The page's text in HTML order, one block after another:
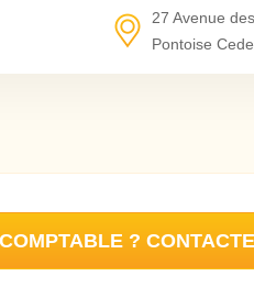
27 Avenue
Pontoise
?